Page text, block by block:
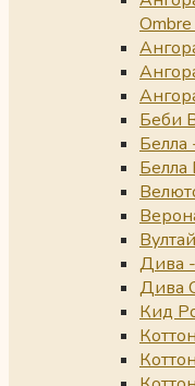
Беби
Белла
Белла
Дива
Дива
Кид